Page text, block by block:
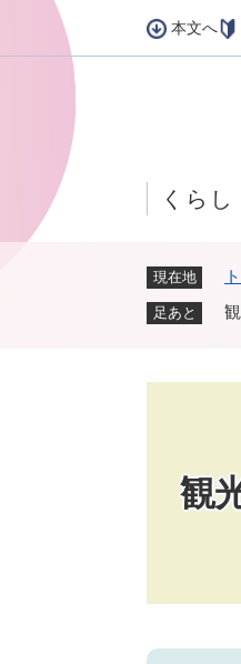
本文へ
くらし
現在地
足あと
観